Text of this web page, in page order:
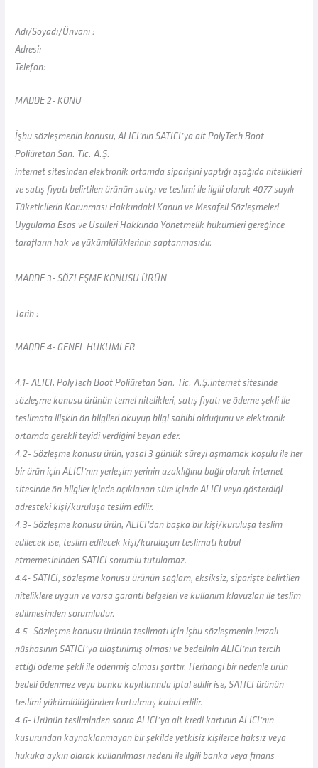
Adı/Soyadı/Ünvanı :
Adresi:
Telefon:
MADDE 2- KONU
İşbu sözleşmenin konusu, ALICI’nın SATICI’ya ait PolyTech Boot
Poliüretan San. Tic. A.Ş.
internet sitesinden elektronik ortamda siparişini yaptığı aşağıda nitelikleri
ve satış fiyatı belirtilen ürünün satışı ve teslimi ile ilgili olarak 4077 sayılı
Tüketicilerin Korunması Hakkındaki Kanun ve Mesafeli Sözleşmeleri
Uygulama Esas ve Usulleri Hakkında Yönetmelik hükümleri gereğince
tarafların hak ve yükümlülüklerinin saptanmasıdır.
MADDE 3- SÖZLEŞME KONUSU ÜRÜN
Tarih :
MADDE 4- GENEL HÜKÜMLER
4.1- ALICI, PolyTech Boot Poliüretan San. Tic. A.Ş.internet sitesinde
sözleşme konusu ürünün temel nitelikleri, satış fiyatı ve ödeme şekli ile
teslimata ilişkin ön bilgileri okuyup bilgi sahibi olduğunu ve elektronik
ortamda gerekli teyidi verdiğini beyan eder.
4.2- Sözleşme konusu ürün, yasal 3 günlük süreyi aşmamak koşulu ile her
bir ürün için ALICI’nın yerleşim yerinin uzaklığına bağlı olarak internet
sitesinde ön bilgiler içinde açıklanan süre içinde ALICI veya gösterdiği
adresteki kişi/kuruluşa teslim edilir.
4.3- Sözleşme konusu ürün, ALICI’dan başka bir kişi/kuruluşa teslim
edilecek ise, teslim edilecek kişi/kuruluşun teslimatı kabul
etmemesininden SATICI sorumlu tutulamaz.
4.4- SATICI, sözleşme konusu ürünün sağlam, eksiksiz, siparişte belirtilen
niteliklere uygun ve varsa garanti belgeleri ve kullanım klavuzları ile teslim
edilmesinden sorumludur.
4.5- Sözleşme konusu ürünün teslimatı için işbu sözleşmenin imzalı
nüshasının SATICI’ya ulaştırılmış olması ve bedelinin ALICI’nın tercih
ettiği ödeme şekli ile ödenmiş olması şarttır. Herhangi bir nedenle ürün
bedeli ödenmez veya banka kayıtlarında iptal edilir ise, SATICI ürünün
teslimi yükümlülüğünden kurtulmuş kabul edilir.
4.6- Ürünün tesliminden sonra ALICI’ya ait kredi kartının ALICI’nın
kusurundan kaynaklanmayan bir şekilde yetkisiz kişilerce haksız veya
hukuka aykırı olarak kullanılması nedeni ile ilgili banka veya finans